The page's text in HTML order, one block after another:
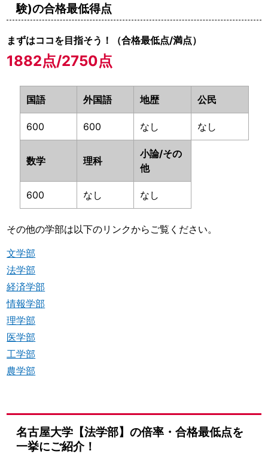
験)の合格最低得点
まずはココを目指そう！（合格最低点/満点）
1882点/2750点
国語 外国語 地歴 公民
600 600 なし なし
数学 理科
小論/その
他
600 なし なし
その他の学部は以下のリンクからご覧ください。
文学部
法学部
経済学部
情報学部
理学部
医学部
工学部
農学部
名古屋大学【法学部】の倍率・合格最低点を
一挙にご紹介！